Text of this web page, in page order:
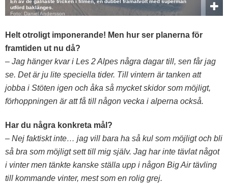
utförd baklänges.
Foto: Daniel Andersson
Helt otroligt imponerande! Men hur ser planerna för
framtiden ut nu då?
– Jag hänger kvar i Les 2 Alpes några dagar till, sen får jag
se. Det är ju lite speciella tider. Till vintern är tanken att
jobba i Stöten igen och åka så mycket skidor som möjligt,
förhoppningen är att få till någon vecka i alperna också.
Har du några konkreta mål?
– Nej faktiskt inte… jag vill bara ha så kul som möjligt och bli
så bra som möjligt sett till mig själv. Jag har inte tävlat något
i vinter men tänkte kanske ställa upp i någon Big Air tävling
till kommande vinter, mest som en rolig grej.